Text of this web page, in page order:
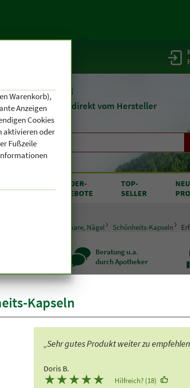
Naturheilmittel
undKosmetik direkt vom Hersteller
Z
SONDER-
ANGEBOTE
TOP-
SELLER
Haut, Haare, Nägel Schönheits-Kapseln
Beratung u.a.
durch Apotheker
Kapseln
„Sehr gutes Produkt weiter zu
Doris B.
★★★★★ Hilfreich? (18)
Warenkorb),
Anzeigen
Cookies
aktivieren oder
Fußzeile